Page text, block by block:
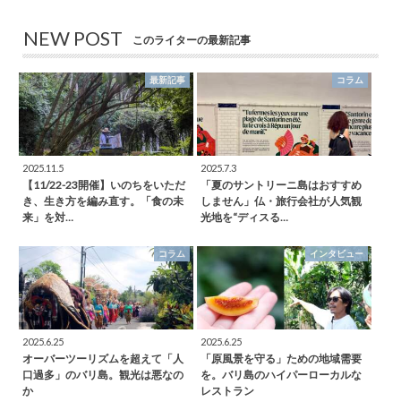
NEW POST このライターの最新記事
最新記事
2025.11.5
【11/22-23開催】いのちをいただ
き、生き方を編み直す。「食の未
来」を対…
コラム
2025.7.3
「夏のサントリーニ島はおすすめ
しません」仏・旅行会社が人気観
光地を“ディスる…
コラム
2025.6.25
オーバーツーリズムを超えて「人
口過多」のバリ島。観光は悪なの
か
インタビュー
2025.6.25
「原風景を守る」ための地域需要
を。バリ島のハイパーローカルな
レストラン